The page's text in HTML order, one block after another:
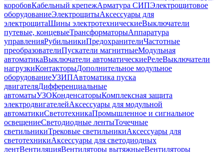
коробовКабельный крепежАрматура СИПЭлектрощитовое
оборудованиеЭлектрощитыАксессуары для
электрощитаШины электротехническиеВыключатели
путевые, концевыеТрансформаторыАппаратура
управленияРубильникиПредохранителиЧастотные
преобразователиПускатели магнитныеМодульная
автоматикаВыключатели автоматическиеРелеВыключатели
нагрузкиКонтакторыДополнительное модульное
оборудованиеУЗИПАвтоматика пуска
двигателяДифференциальные
автоматыУЗОКонденсаторыКомплексная защита
электродвигателейАксессуары для модульной
автоматикиСветотехникаПромышленное и сигнальное
освещениеСветодиодные лентыТочечные
светильникиТрековые светильникиАксессуары для
светотехникиАксессуары для светодиодных
лентВентиляцияВентиляторы вытяжныеВентиляторы